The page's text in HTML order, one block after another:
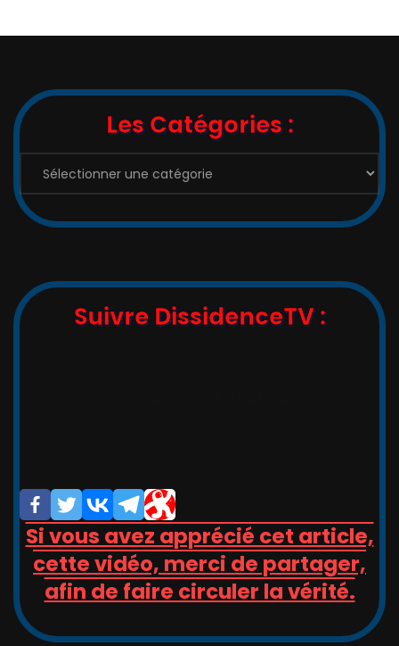
Les Catégories :
Catégories
Suivre DissidenceTV :
Si vous avez apprécié cet article,
cette vidéo, merci de partager,
afin de faire circuler la vérité.